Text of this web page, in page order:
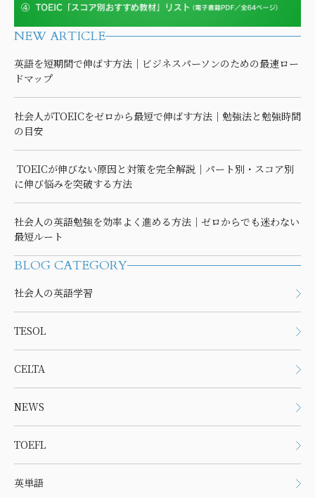
NEW ARTICLE
英語を短期間で伸ばす方法｜ビジネスパーソンのための最速ロー
ドマップ
社会人がTOEICをゼロから最短で伸ばす方法｜勉強法と勉強時間
の目安
TOEICが伸びない原因と対策を完全解説｜パート別・スコア別
に伸び悩みを突破する方法
社会人の英語勉強を効率よく進める方法｜ゼロからでも迷わない
最短ルート
BLOG CATEGORY
社会人の英語学習
TESOL
CELTA
NEWS
TOEFL
英単語